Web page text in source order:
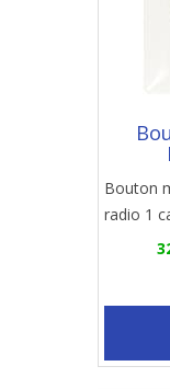
Bouton
radio 1